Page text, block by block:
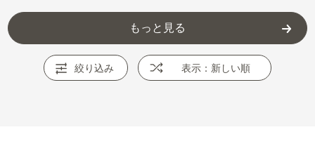
もっと見る
絞り込み 表示：新しい順